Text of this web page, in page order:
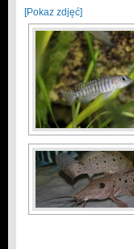
[Pokaz zdjęć]